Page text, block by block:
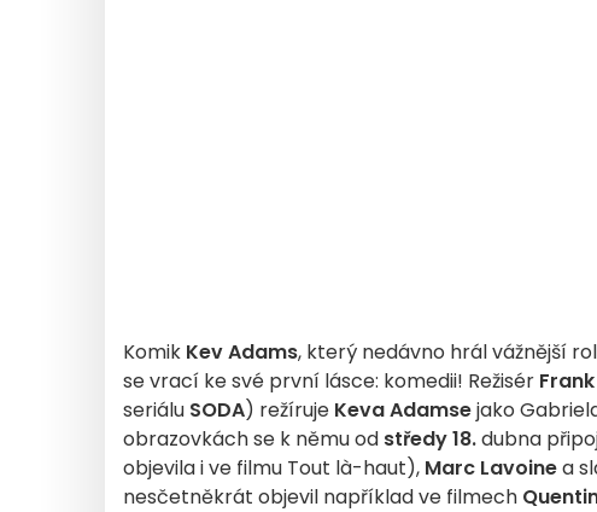
Komik Kev Adams, který nedávno hrál vážnější
se vrací ke své první lásce: komedii! Režisér
seriálu SODA) režíruje Keva Adamsejako
obrazovkách se k němu od středy 18.dubna
objevila i ve filmu Tout là-haut), Marc Lavoinea
nesčetněkrát objevil například ve filmech